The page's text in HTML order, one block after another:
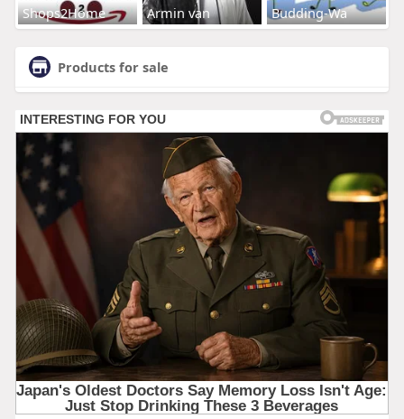
Shops2Home Armin van Budding-Wa
Products for sale